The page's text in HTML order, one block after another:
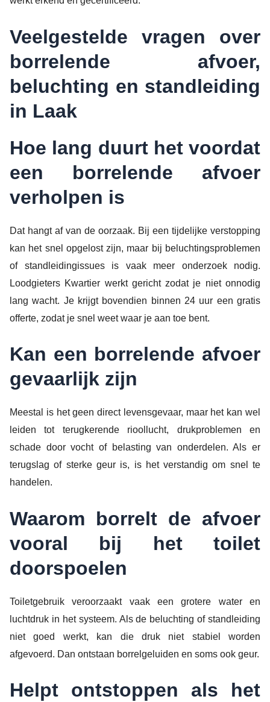
Veelgestelde vragen over
borrelende afvoer,
beluchting en standleiding
in Laak
Hoe lang duurt het voordat
een borrelende afvoer
verholpen is
Dat hangt af van de oorzaak. Bij een tijdelijke verstopping
kan het snel opgelost zijn, maar bij beluchtingsproblemen
of standleidingissues is vaak meer onderzoek nodig.
Loodgieters Kwartier werkt gericht zodat je niet onnodig
lang wacht. Je krijgt bovendien binnen 24 uur een gratis
offerte, zodat je snel weet waar je aan toe bent.
Kan een borrelende afvoer
gevaarlijk zijn
Meestal is het geen direct levensgevaar, maar het kan wel
leiden tot terugkerende rioollucht, drukproblemen en
schade door vocht of belasting van onderdelen. Als er
terugslag of sterke geur is, is het verstandig om snel te
handelen.
Waarom borrelt de afvoer
vooral bij het toilet
doorspoelen
Toiletgebruik veroorzaakt vaak een grotere water en
luchtdruk in het systeem. Als de beluchting of standleiding
niet goed werkt, kan die druk niet stabiel worden
afgevoerd. Dan ontstaan borrelgeluiden en soms ook geur.
Helpt ontstoppen als het